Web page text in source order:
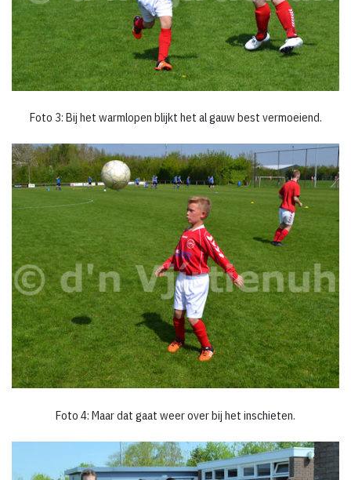
Foto 3: Bij het warmlopen blijkt het al gauw best vermoeiend.
Foto 4: Maar dat gaat weer over bij het inschieten.